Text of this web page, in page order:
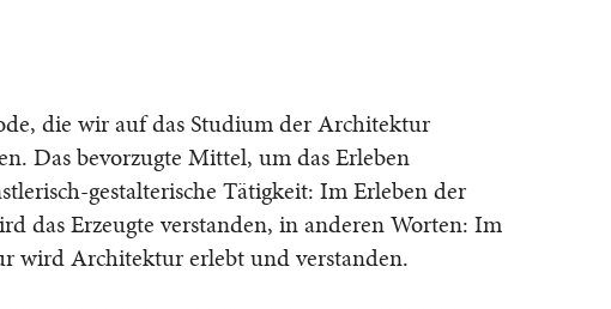
die wir auf das Studium der Architektur
Das bevorzugte Mittel, um das Erleben
gestalterische Tätigkeit: Im Erleben der
das Erzeugte verstanden, in anderen Worten: Im
wird Architektur erlebt und verstanden.